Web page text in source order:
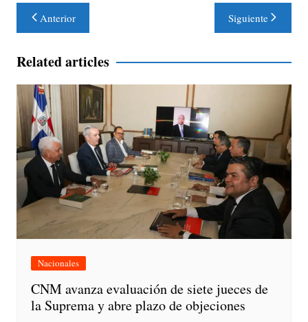
Navegación
de
entradas
Anterior Siguiente
Related articles
Nacionales
CNM avanza evaluación de siete jueces de
la Suprema y abre plazo de objeciones